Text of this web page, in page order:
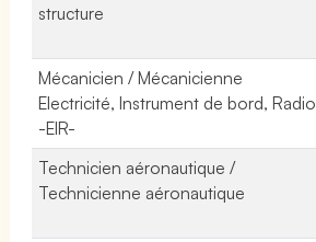
structure
Mécanicien / Mécanicienne
Electricité, Instrument de bord, Radio
-EIR-
Technicien aéronautique /
Technicienne aéronautique